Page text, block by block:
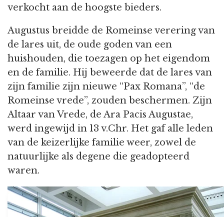
verkocht aan de hoogste bieders.
Augustus breidde de Romeinse verering van
de lares uit, de oude goden van een
huishouden, die toezagen op het eigendom
en de familie. Hij beweerde dat de lares van
zijn familie zijn nieuwe “Pax Romana”, “de
Romeinse vrede”, zouden beschermen. Zijn
Altaar van Vrede, de Ara Pacis Augustae,
werd ingewijd in 13 v.Chr. Het gaf alle leden
van de keizerlijke familie weer, zowel de
natuurlijke als degene die geadopteerd
waren.